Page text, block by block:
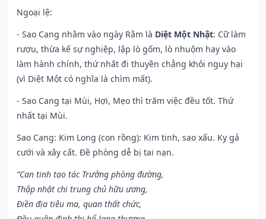
Ngoại lệ:
- Sao Cang nhằm vào ngày Rằm là Diệt Một Nhật: Cữ làm
rượu, thừa kế sự nghiệp, lập lò gốm, lò nhuộm hay vào
làm hành chính, thứ nhất đi thuyền chẳng khỏi nguy hại
(vì Diệt Một có nghĩa là chìm mất).
- Sao Cang tại Mùi, Hợi, Mẹo thì trăm việc đều tốt. Thứ
nhất tại Mùi.
Sao Cang: Kim Long (con rồng): Kim tinh, sao xấu. Kỵ gả
cưới và xây cất. Đề phòng dễ bị tai nạn.
“Can tinh tạo tác Trưởng phòng đường,
Thập nhật chi trung chủ hữu ương,
Điền địa tiêu ma, quan thất chức,